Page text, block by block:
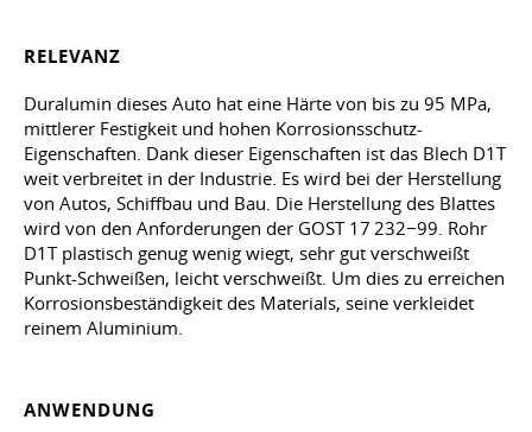
RELEVANZ
Duralumin dieses Auto hat eine Härte von bis zu 95 MPa,
mittlerer Festigkeit und hohen Korrosionsschutz-
Eigenschaften. Dank dieser Eigenschaften ist das Blech D1T
weit verbreitet in der Industrie. Es wird bei der Herstellung
von Autos, Schiffbau und Bau. Die Herstellung des Blattes
wird von den Anforderungen der GOST 17 232−99. Rohr
D1T plastisch genug wenig wiegt, sehr gut verschweißt
Punkt-Schweißen, leicht verschweißt. Um dies zu erreichen
Korrosionsbeständigkeit des Materials, seine verkleidet
reinem Aluminium.
ANWENDUNG